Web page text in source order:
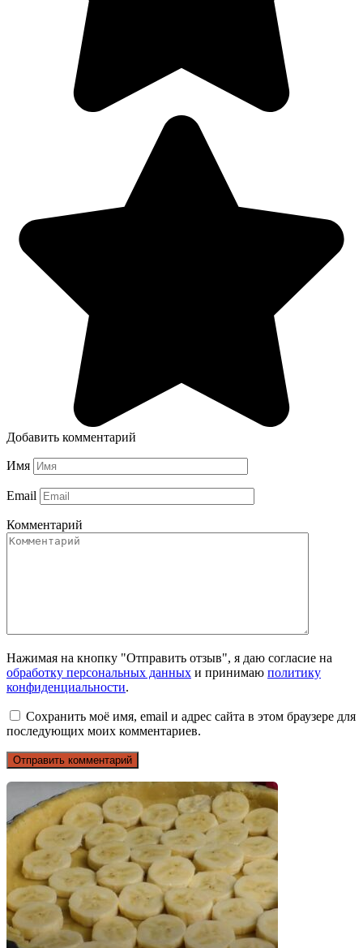
Добавить комментарий
Имя
Email
Комментарий
Нажимая на кнопку "Отправить отзыв", я даю согласие на
обработку персональных данных и принимаю политику
конфиденциальности.
Сохранить моё имя, email и адрес сайта в этом браузере для
последующих моих комментариев.